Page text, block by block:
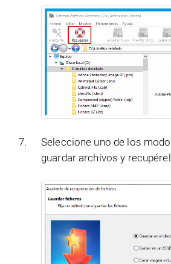
Seleccione uno de los
guardar archivos y